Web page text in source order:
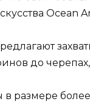
Ocean
до
в размере